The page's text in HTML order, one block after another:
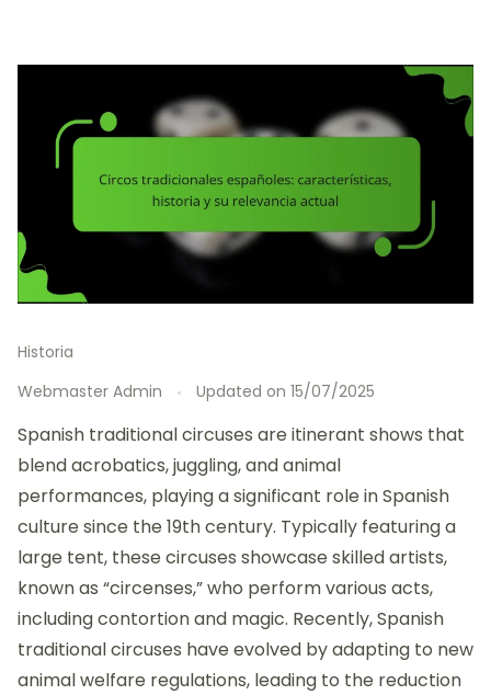
Historia
Webmaster Admin
Updated on 15/07/2025
Spanish traditional circuses are itinerant shows that
blend acrobatics, juggling, and animal
performances, playing a significant role in Spanish
culture since the 19th century. Typically featuring a
large tent, these circuses showcase skilled artists,
known as “circenses,” who perform various acts,
including contortion and magic. Recently, Spanish
traditional circuses have evolved by adapting to new
animal welfare regulations, leading to the reduction